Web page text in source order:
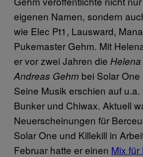
eigenen Namen, sondern
wie Elec Pt1, Lausward,
Pukemaster Gehm. Mit
er vor zwei Jahren die
Andreas Gehm bei Solar
Seine Musik erschien auf
Bunker und Chiwax. Aktuell
Neuerscheinungen für
Solar One und Killekill in
Februar hatte er einen Mix für